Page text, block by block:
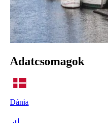
Adatcsomagok
Dánia